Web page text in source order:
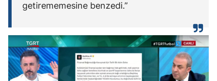
getirememesine benzedi.”